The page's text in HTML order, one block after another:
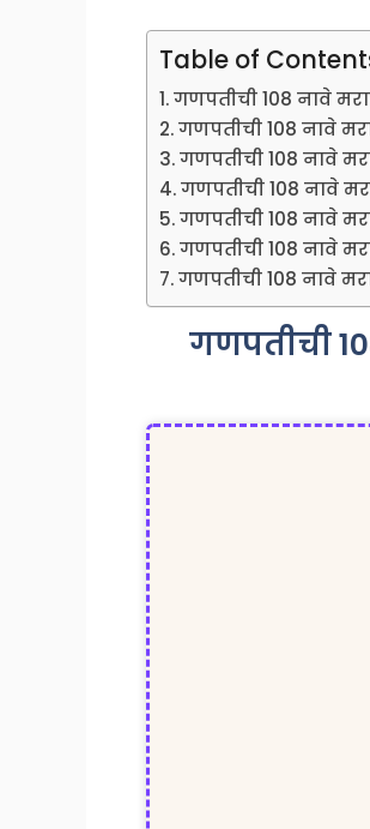
Table of
गणपतीची 108 नावे
गणपतीची 108 नावे
गणपतीची 108 नावे
गणपतीची 108 नावे
गणपतीची 108 नावे
गणपतीची 108 नावे
गणपतीची 108 नावे
गणपतीची